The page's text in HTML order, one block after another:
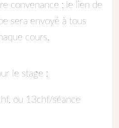
convenance : le lien de
sera envoyé à tous
cours.
le stage :
ou 13chf/séance